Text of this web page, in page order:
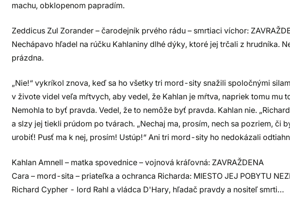
machu, obklopenom papradím.
Zeddicus Zul Zorander – čarodejník prvého rádu – smrtiaci víchor:
Nechápavo hľadel na rúčku Kahlaniny dlhé dýky, ktoré jej trčali z hrudníka.
prázdna.
„Nie!“ vykríkol znova, keď sa ho všetky tri mord-sity snažili spoločnými
v živote videl veľa mŕtvych, aby vedel, že Kahlan je mŕtva, napriek tomu mu
Nemohla to byť pravda. Vedel, že to nemôže byť pravda. Kahlan nie.
a slzy jej tiekli prúdom po tvárach. „Nechaj ma, prosím, nech sa pozriem, či
urobiť! Pusť ma k nej, prosím! Ustúp!“ Ani tri mord-sity ho nedokázali
Kahlan Amnell – matka spovednice – vojnová kráľovná: ZAVRAŽDENA
Cara – mord-sita – priateľka a ochranca Richarda: MIESTO JEJ POBYTU
Richard Cypher - lord Rahl a vládca D'Hary, hľadač pravdy a nositeľ smrti…